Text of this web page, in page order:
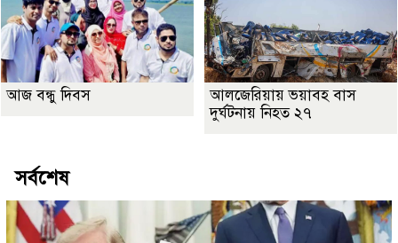
আজ বন্ধু দিবস
আলজেরিয়ায় ভয়াবহ বাস
দুর্ঘটনায় নিহত ২৭
সর্বশেষ